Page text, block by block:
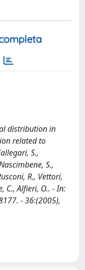
distribution in
related to
S.,
S.,
R., Vettori,
C., Alfieri, O.. - In:
- 36:(2005),